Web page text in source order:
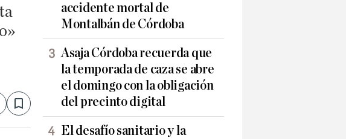
Save
accidente mortal de
Montalbán de Córdoba
Asaja Córdoba recuerda que
la temporada de caza se abre
el domingo con la obligación
del precinto digital
El desafío sanitario y la